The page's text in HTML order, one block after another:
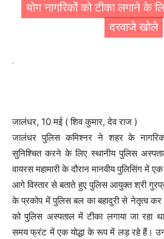
योग नागरिकों को टीका लगाने के
दरवाजे खोले
.
जालंधर, 10 मई ( शिव कुमार, देव राज )
जालंधर पुलिस कमिश्नर ने शहर के
सुनिश्चित करने के लिए स्थानीय पुलिस
वायरस महामारी के दौरान मानवीय पुलिसिंग में
आगे विस्तार से बताते हुए पुलिस आयुक्त श्री
के प्रकोप में पुलिस बल का बहादुरी से नेतृत्व कर
को पुलिस अस्पताल में टीका लगाया जा रहा
समय फ्रंट में एक योद्धा के रूप में लड़ रहे हैं।